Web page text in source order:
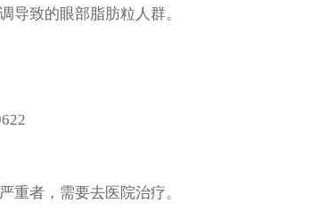
导致的眼部脂肪粒人群。
重者，需要去医院治疗。